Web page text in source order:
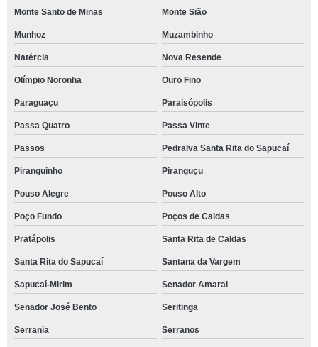
Monte Santo de Minas Monte Sião
Munhoz Muzambinho
Natércia Nova Resende
Olímpio Noronha Ouro Fino
Paraguaçu Paraisópolis
Passa Quatro Passa Vinte
Passos Pedralva Santa Rita do Sapucaí
Piranguinho Piranguçu
Pouso Alegre Pouso Alto
Poço Fundo Poços de Caldas
Pratápolis Santa Rita de Caldas
Santa Rita do Sapucaí Santana da Vargem
Sapucaí-Mirim Senador Amaral
Senador José Bento Seritinga
Serrania Serranos